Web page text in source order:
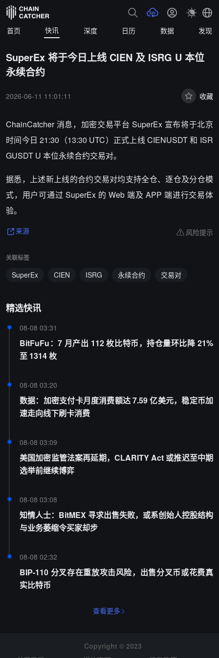
首页 快讯 深度 日历 数据 发现
SuperEx 将于今日上线 CIEN 及 ISRG U 本位
永续合约
2026-06-11 11:01:11 收藏
ChainCatcher 消息，加密交易平台 SuperEx 宣布将于北京
时间今日 21:30（13:30 UTC）正式上线 CIENUSDT 和 ISR
GUSDT U 本位永续合约交易对。
据悉，上述新上线的合约交易对均支持全仓、逐仓及分仓模
式，用户可通过 SuperEx 的 Web 端及 APP 端进行交易体
验。
来源 风险提示
关联标签
SuperEx CIEN ISRG 永续合约 交易对
精选快讯
08-08 03:31
BitFuFu：7 月产出 112 枚比特币，持仓量环比降 21%
至 1314 枚
08-08 03:20
数据：加密支付卡月度消费额达 7.59 亿美元，稳定币加
速走向线下刷卡消费
08-08 03:09
美国加密监管法案再延期，CLARITY Act 或推迟至中期
选举前继续博弈
08-08 03:08
知情人士：BitMEX 寻求出售失败，或系创始人控股结构
与业务萎缩令买家却步
08-08 02:32
BIP-110 分叉存在重放攻击风险，出售分叉币或花费真
实比特币
查看更多
Copyright © 2023